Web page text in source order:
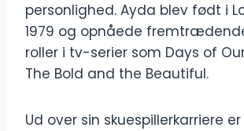
personlighed. Ayda blev født i
1979 og opnåede
roller i tv-serier som Days of
The Bold and the Beautiful.
Ud over sin skuespillerkarriere